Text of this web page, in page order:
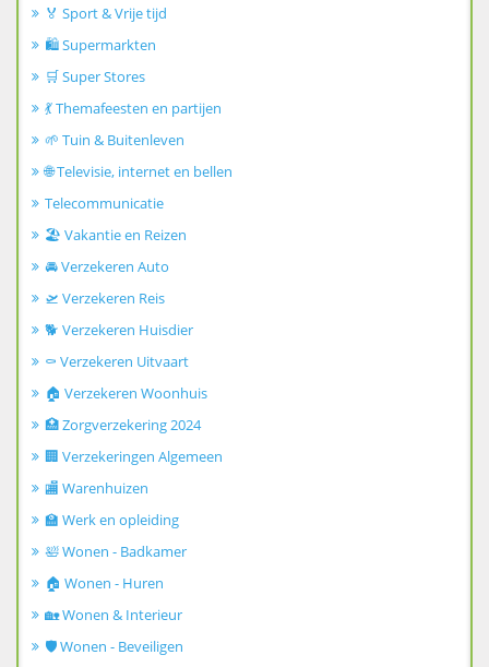
🏅 Sport & Vrije tijd
🛍️ Supermarkten
🛒 Super Stores
💃 Themafeesten en partijen
🌱 Tuin & Buitenleven
🌐 Televisie, internet en bellen
Telecommunicatie
🏖️ Vakantie en Reizen
🚘 Verzekeren Auto
🛫 Verzekeren Reis
🐕 Verzekeren Huisdier
⚰️ Verzekeren Uitvaart
🏠 Verzekeren Woonhuis
🏥 Zorgverzekering 2024
🏢 Verzekeringen Algemeen
🏬 Warenhuizen
🏫 Werk en opleiding
🛀 Wonen - Badkamer
🏠 Wonen - Huren
🏡 Wonen & Interieur
🛡️ Wonen - Beveiligen